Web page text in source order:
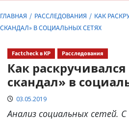
ГЛАВНАЯ РАССЛЕДОВАНИЯ
КАК
СКАНДАЛ» В СОЦИАЛЬНЫХ СЕТЯХ
Factcheck в КР Расследования
Как
скандал» в
03.05.2019
Анализ социальных сетей. С